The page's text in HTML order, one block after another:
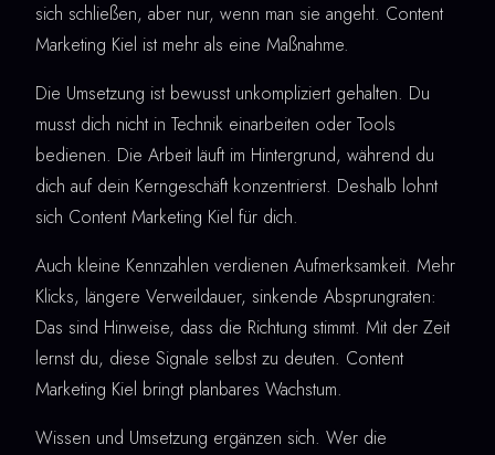
sich schließen, aber nur, wenn man sie angeht. Content
Marketing Kiel ist mehr als eine Maßnahme.
Die Umsetzung ist bewusst unkompliziert gehalten. Du
musst dich nicht in Technik einarbeiten oder Tools
bedienen. Die Arbeit läuft im Hintergrund, während du
dich auf dein Kerngeschäft konzentrierst. Deshalb lohnt
sich Content Marketing Kiel für dich.
Auch kleine Kennzahlen verdienen Aufmerksamkeit. Mehr
Klicks, längere Verweildauer, sinkende Absprungraten:
Das sind Hinweise, dass die Richtung stimmt. Mit der Zeit
lernst du, diese Signale selbst zu deuten. Content
Marketing Kiel bringt planbares Wachstum.
Wissen und Umsetzung ergänzen sich. Wer die